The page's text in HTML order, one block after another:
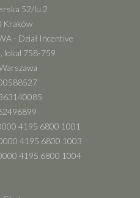
52/lu.2
Kraków
- Dział Incentive
lokal 758-759
4195 6800 1001
4195 6800 1003
4195 6800 1004